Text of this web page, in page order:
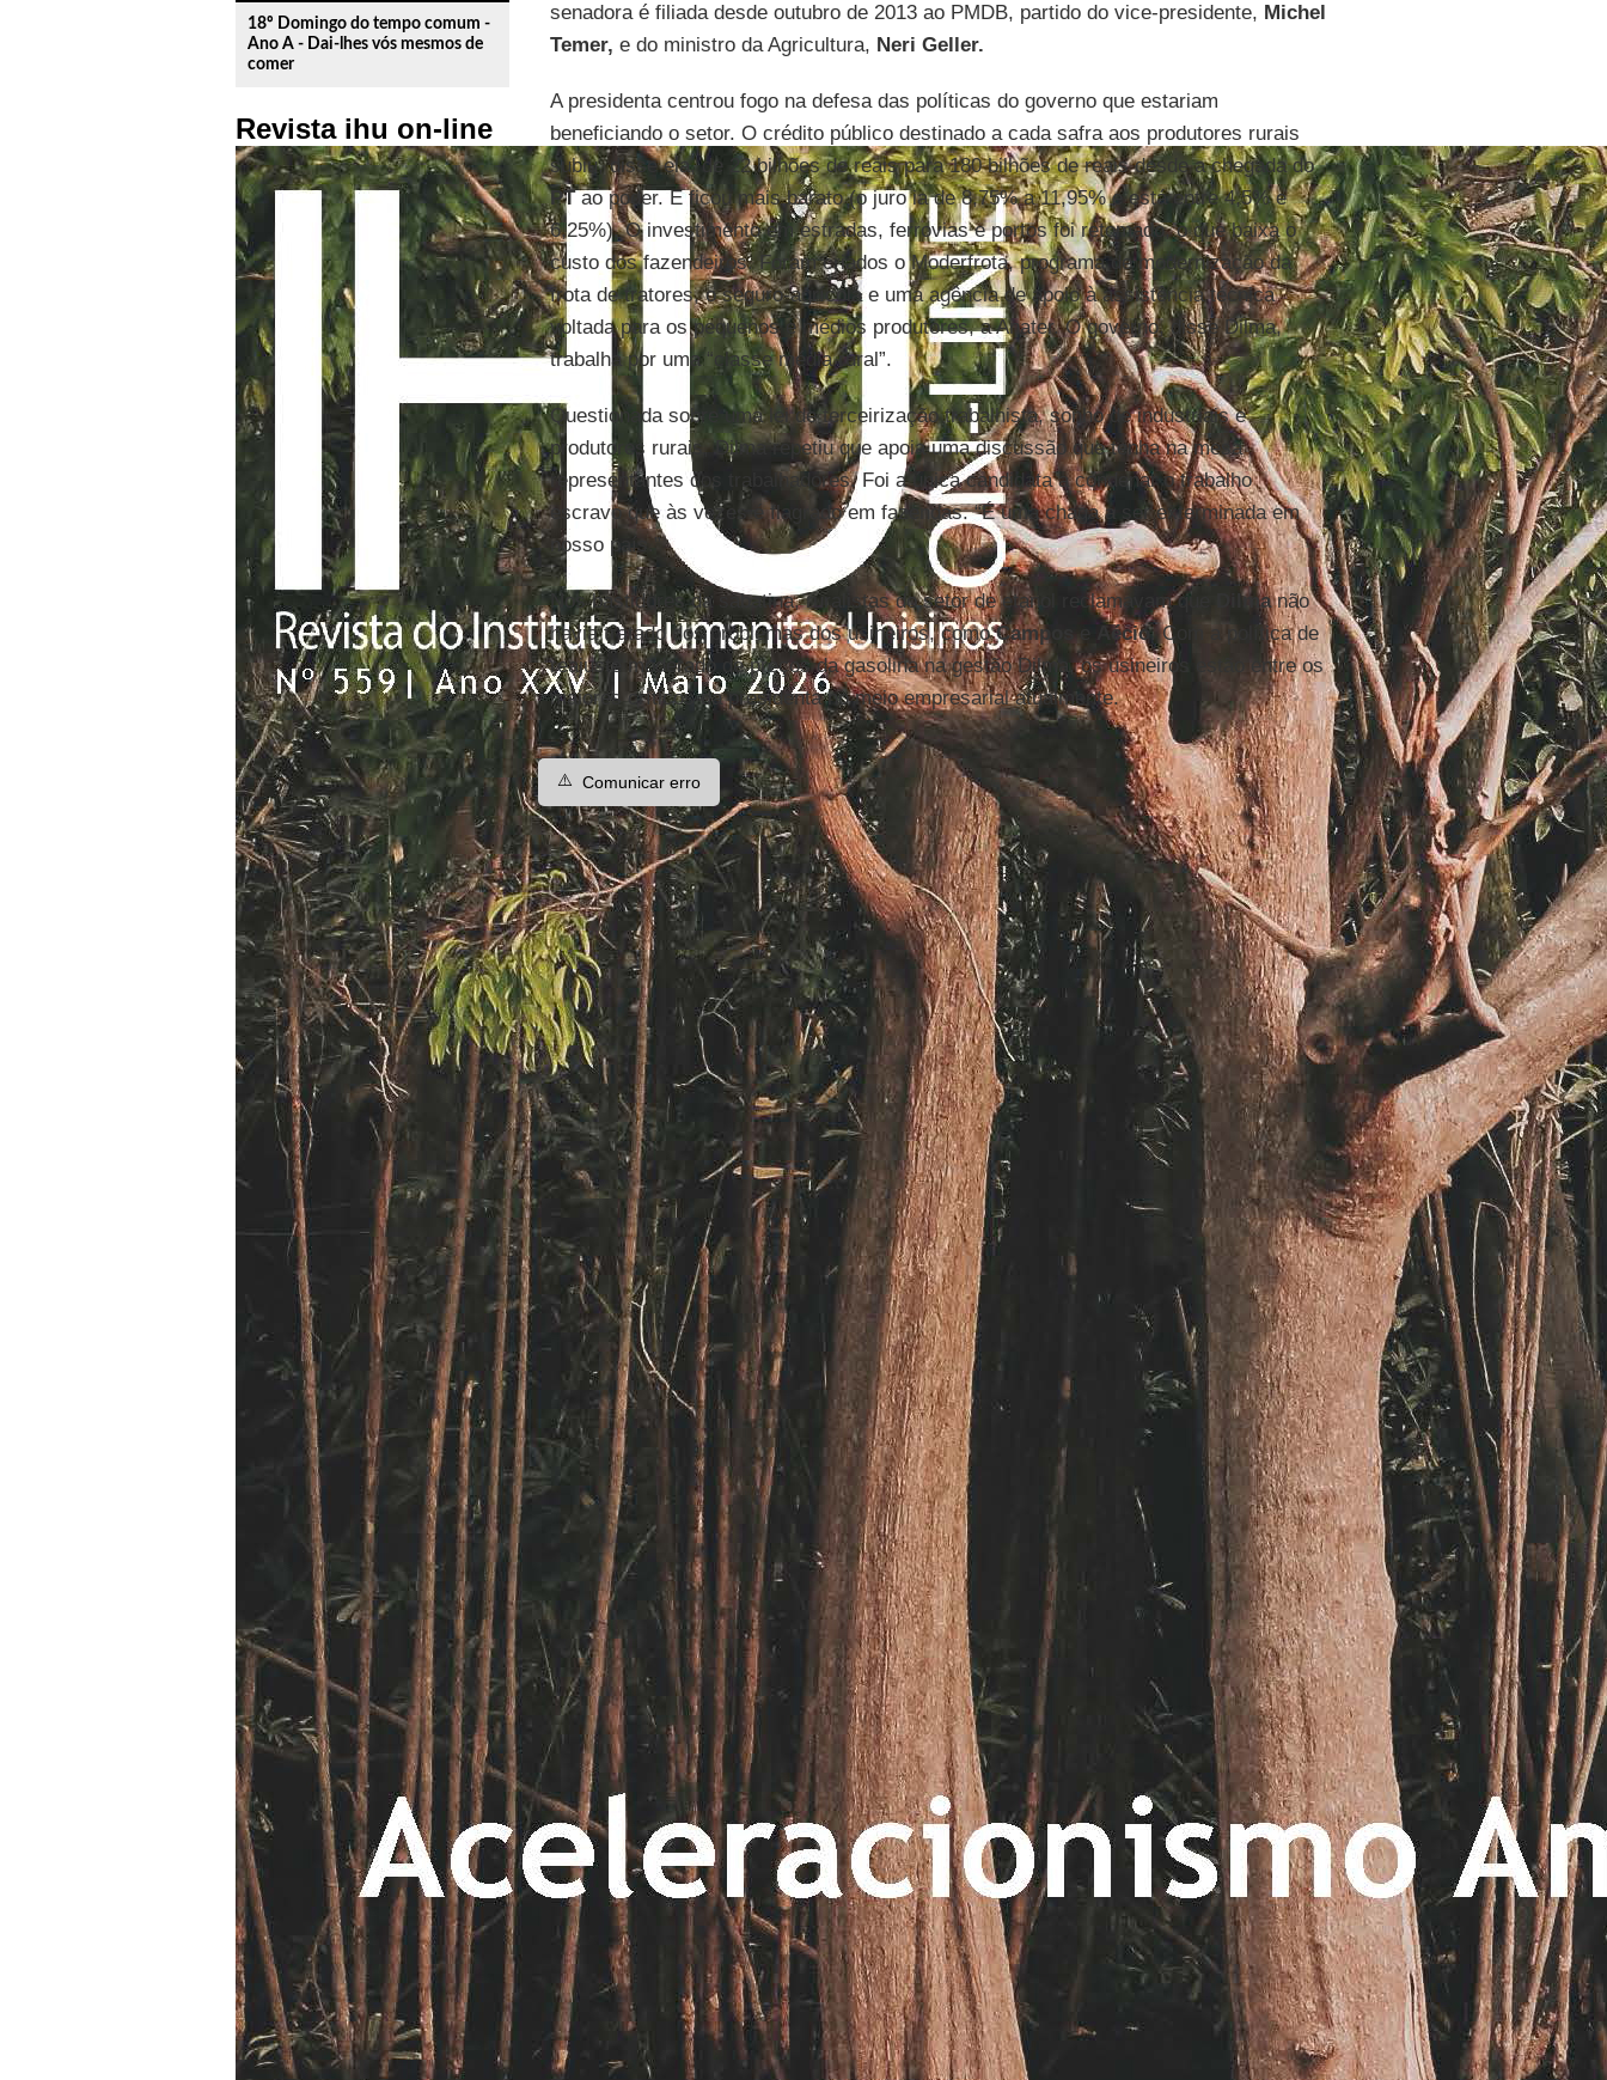
18º Domingo do tempo comum -
Ano A - Dai-lhes vós mesmos de
comer
Revista ihu on-line
senadora é filiada desde outubro de 2013 ao PMDB, partido do vice-presidente, Michel
Temer, e do ministro da Agricultura, Neri Geller.
A presidenta centrou fogo na defesa das políticas do governo que estariam
beneficiando o setor. O crédito público destinado a cada safra aos produtores rurais
subiu, disse ela, de 22 bilhões de reais para 180 bilhões de reais desde a chegada do
PTao poder. E ficou mais barato (o juro ia de 8,75% a 11,95% e está entre 4,5% e
6,25%). O investimento em estradas, ferrovias e portos foi retomado, o que baixa o
custo dos fazendeiros. Foram criados o Moderfrota, programa de modernização da
frota de tratores, o seguro-agrícola e uma agência de apoio à assistência técnica
voltada para os pequenos e médios produtores, a Anater. O governo, disse Dilma,
trabalha por uma “classe média rural”.
Questionada sobre uma lei de terceirização trabalhista, sonho de industriais e
produtores rurais, Dilma repetiu que apoia uma discussão que tenha na mesa
representantes dos trabalhadores. Foi a única candidata a condenar o trabalho
escravo que às vezes é flagrado em fazendas. “É uma chaga a ser exterminada em
nosso país.”
Nos bastidores da sabatina, ruralistas do setor de etanol reclamavam que Dilmanão
havia tratado dos problemas dos usineiros, comoCampose Aécio. Com a política de
reajuste moderado de preços da gasolina na gestão Dilma, os usineiros estão entre os
maiores críticos da presidenta no meio empresarial atualmente.
⚠️ Comunicar erro